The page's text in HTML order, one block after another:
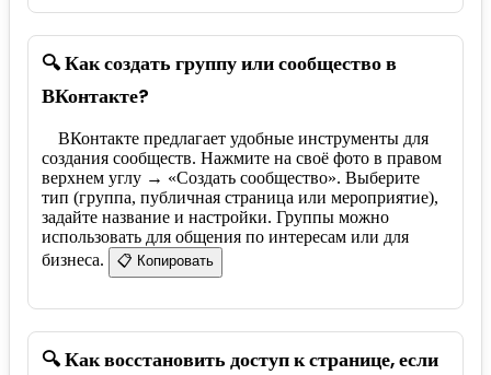
🔍 Как создать группу или сообщество в
ВКонтакте?
ВКонтакте предлагает удобные инструменты для
создания сообществ. Нажмите на своё фото в правом
верхнем углу → «Создать сообщество». Выберите
тип (группа, публичная страница или мероприятие),
задайте название и настройки. Группы можно
использовать для общения по интересам или для
бизнеса.
📋 Копировать
🔍 Как восстановить доступ к странице, если